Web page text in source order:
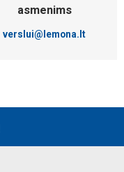
asmenims
verslui@lemona.lt